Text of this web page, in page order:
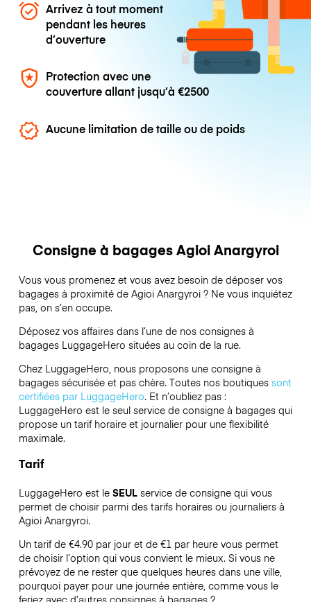
Arrivez à tout moment
pendant les heures
d’ouverture
Protection avec une
couverture allant jusqu’à€2500
Aucune limitation de taille ou de poids
Consigne à bagages Agioi Anargyroi
Vous vous promenez et vous avez besoin de déposer vos
bagages à proximité de Agioi Anargyroi ? Ne vous inquiétez
pas, on s’en occupe.
Déposez vos affaires dans l’une de nos consignes à
bagages LuggageHero situées au coin de la rue.
Chez LuggageHero, nous proposons une consigne à
bagages sécurisée et pas chère. Toutes nos boutiques sont
certifiées par LuggageHero. Et n’oubliez pas :
LuggageHero est le seul service de consigne à bagages qui
propose un tarif horaire et journalier pour une flexibilité
maximale.
Tarif
LuggageHero est le SEULservice de consigne qui vous
permet de choisir parmi des tarifs horaires ou journaliers à
Agioi Anargyroi.
Un tarif de €4.90 par jour et de €1 par heure vous permet
de choisir l’option qui vous convient le mieux. Si vous ne
prévoyez de ne rester que quelques heures dans une ville,
pourquoi payer pour une journée entière, comme vous le
feriez avec d’autres consignes à bagages ?